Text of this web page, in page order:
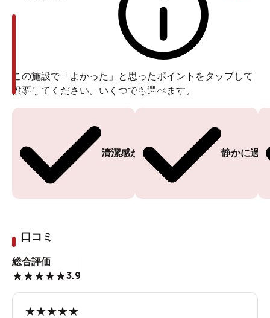
この施設で「よかった」と思ったポイントをタップして
投票してください。いくつでも選べます。
清潔感がある
投票ありがとうございます
静かに過
投票ありがとうございます
口コミ
総合評価
★★★★★3.9
★★★★★